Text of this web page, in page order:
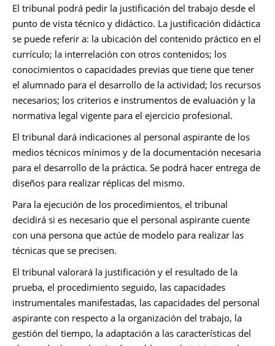
El tribunal podrá pedir la justificación del trabajo desde el
punto de vista técnico y didáctico. La justificación didáctica
se puede referir a: la ubicación del contenido práctico en el
currículo; la interrelación con otros contenidos; los
conocimientos o capacidades previas que tiene que tener
el alumnado para el desarrollo de la actividad; los recursos
necesarios; los criterios e instrumentos de evaluación y la
normativa legal vigente para el ejercicio profesional.
El tribunal dará indicaciones al personal aspirante de los
medios técnicos mínimos y de la documentación necesaria
para el desarrollo de la práctica. Se podrá hacer entrega de
diseños para realizar réplicas del mismo.
Para la ejecución de los procedimientos, el tribunal
decidirá si es necesario que el personal aspirante cuente
con una persona que actúe de modelo para realizar las
técnicas que se precisen.
El tribunal valorará la justificación y el resultado de la
prueba, el procedimiento seguido, las capacidades
instrumentales manifestadas, las capacidades del personal
aspirante con respecto a la organización del trabajo, la
gestión del tiempo, la adaptación a las características del